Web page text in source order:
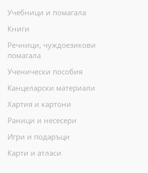
Учебници и помагала
Книги
Речници, чуждоезикови
помагала
Ученически пособия
Канцеларски материали
Хартия и картони
Раници и несесери
Игри и подаръци
Карти и атласи